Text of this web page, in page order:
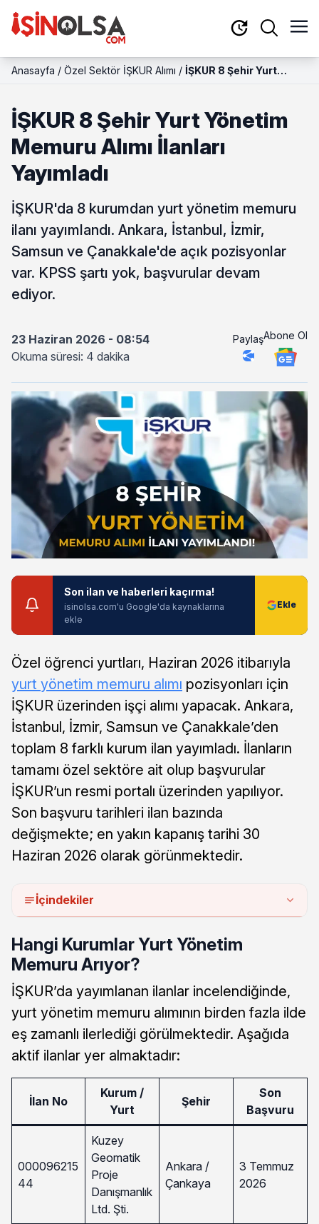
Anasayfa / Özel Sektör İŞKUR Alımı / İŞKUR 8 Şehir Yurt
İŞKUR 8 Şehir Yurt Yönetim
Memuru Alımı İlanları
Yayımladı
İŞKUR'da 8 kurumdan yurt yönetim memuru
ilanı yayımlandı. Ankara, İstanbul, İzmir,
Samsun ve Çanakkale'de açık pozisyonlar
var. KPSS şartı yok, başvurular devam
ediyor.
23 Haziran 2026 - 08:54
Okuma süresi: 4 dakika
PaylaşAbone Ol
Son ilan ve haberleri kaçırma!
isinolsa.com'u Google'da kaynaklarına
ekle
Özel öğrenci yurtları, Haziran 2026 itibarıyla
yurt yönetim memuru alımı pozisyonları için
İŞKUR üzerinden işçi alımı yapacak. Ankara,
İstanbul, İzmir, Samsun ve Çanakkale’den
toplam 8 farklı kurum ilan yayımladı. İlanların
tamamı özel sektöre ait olup başvurular
İŞKUR’un resmi portalı üzerinden yapılıyor.
Son başvuru tarihleri ilan bazında
değişmekte; en yakın kapanış tarihi 30
Haziran 2026 olarak görünmektedir.
İçindekiler
Hangi Kurumlar Yurt Yönetim
Memuru Arıyor?
İŞKUR’da yayımlanan ilanlar incelendiğinde,
yurt yönetim memuru alımının birden fazla ilde
eş zamanlı ilerlediği görülmektedir. Aşağıda
aktif ilanlar yer almaktadır:
İlan No
Kurum /
Yurt
Şehir
Son
Başvuru
000096215
44
Kuzey
Geomatik
Proje
Danışmanlık
Ltd. Şti.
Ankara /
Çankaya
3 Temmuz
2026